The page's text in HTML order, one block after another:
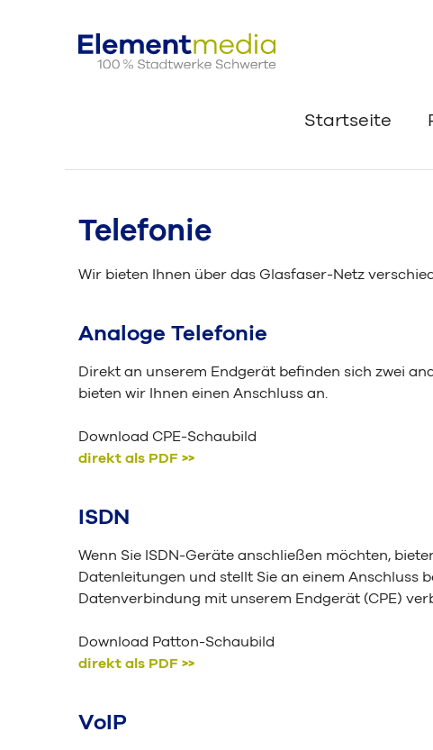
Startseite
Telefonie
Wir bieten Ihnen über das Glasfaser-Netz
Analoge Telefonie
Direkt an unserem Endgerät befinden sich zwei
bieten wir Ihnen einen Anschluss an.
Download CPE-Schaubild
direkt als PDF >>
ISDN
Wenn Sie ISDN-Geräte anschließen möchten,
Datenleitungen und stellt Sie an einem Anschluss
Datenverbindung mit unserem Endgerät (CPE)
Download Patton-Schaubild
direkt als PDF >>
VoIP